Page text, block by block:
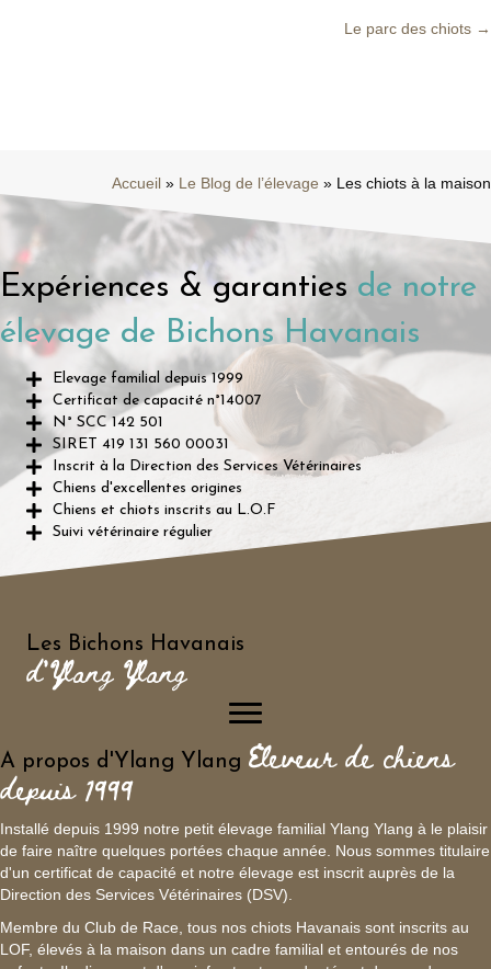
Le parc des chiots →
Accueil » Le Blog de l’élevage » Les chiots à la maison
Expériences & garanties de notre
élevage de Bichons Havanais
Elevage familial depuis 1999
Certificat de capacité n°14007
N° SCC 142 501
SIRET 419 131 560 00031
Inscrit à la Direction des Services Vétérinaires
Chiens d'excellentes origines
Chiens et chiots inscrits au L.O.F
Suivi vétérinaire régulier
Les Bichons Havanais
d'Ylang Ylang
A propos d'Ylang Ylang Eleveur de chiens
depuis 1999
Installé depuis 1999 notre petit élevage familial Ylang Ylang à le plaisir
de faire naître quelques portées chaque année. Nous sommes titulaire
d'un certificat de capacité et notre élevage est inscrit auprès de la
Direction des Services Vétérinaires (DSV).
Membre du Club de Race, tous nos chiots Havanais sont inscrits au
LOF, élevés à la maison dans un cadre familial et entourés de nos